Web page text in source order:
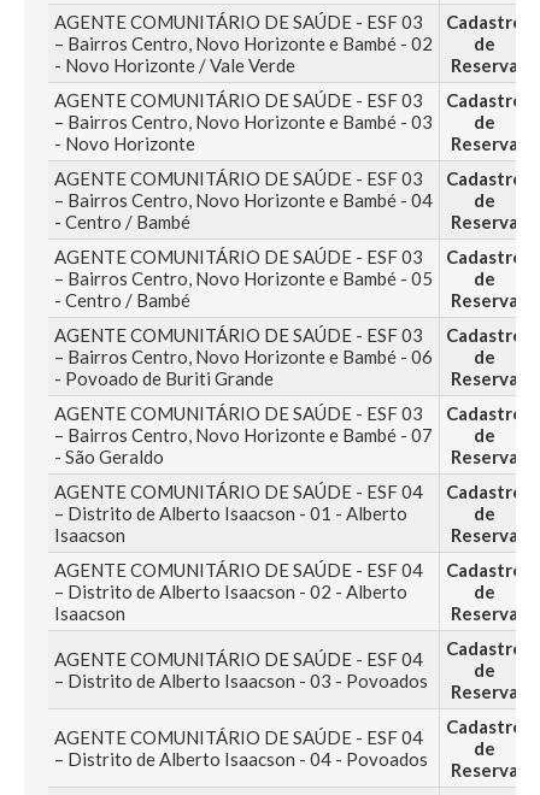
AGENTE COMUNITÁRIO DE SAÚDE - ESF 03
– Bairros Centro, Novo Horizonte e Bambé - 02
- Novo Horizonte / Vale Verde
Cadastro
de
Reserva
AGENTE COMUNITÁRIO DE SAÚDE - ESF 03
– Bairros Centro, Novo Horizonte e Bambé - 03
- Novo Horizonte
Cadastro
de
Reserva
AGENTE COMUNITÁRIO DE SAÚDE - ESF 03
– Bairros Centro, Novo Horizonte e Bambé - 04
- Centro / Bambé
Cadastro
de
Reserva
AGENTE COMUNITÁRIO DE SAÚDE - ESF 03
– Bairros Centro, Novo Horizonte e Bambé - 05
- Centro / Bambé
Cadastro
de
Reserva
AGENTE COMUNITÁRIO DE SAÚDE - ESF 03
– Bairros Centro, Novo Horizonte e Bambé - 06
- Povoado de Buriti Grande
Cadastro
de
Reserva
AGENTE COMUNITÁRIO DE SAÚDE - ESF 03
– Bairros Centro, Novo Horizonte e Bambé - 07
- São Geraldo
Cadastro
de
Reserva
AGENTE COMUNITÁRIO DE SAÚDE - ESF 04
– Distrito de Alberto Isaacson - 01 - Alberto
Isaacson
Cadastro
de
Reserva
AGENTE COMUNITÁRIO DE SAÚDE - ESF 04
– Distrito de Alberto Isaacson - 02 - Alberto
Isaacson
Cadastro
de
Reserva
AGENTE COMUNITÁRIO DE SAÚDE - ESF 04
– Distrito de Alberto Isaacson - 03 - Povoados
Cadastro
de
Reserva
AGENTE COMUNITÁRIO DE SAÚDE - ESF 04
– Distrito de Alberto Isaacson - 04 - Povoados
Cadastro
de
Reserva